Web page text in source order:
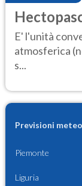
E' l'unità
atmosferica
s...
Previsioni
Piemonte
Liguria